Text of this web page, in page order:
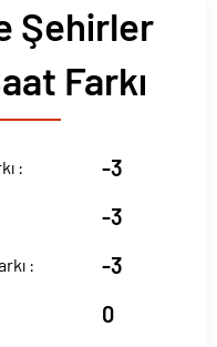
Şehirler
Farkı
: -3
-3
: -3
0